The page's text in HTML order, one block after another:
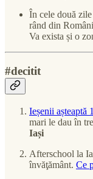
În cele două
rând din
Va exista și o
#decitit
Ieșenii așteaptă
mari le dau în
Iași
Afterschool la
învăţământ. Ce